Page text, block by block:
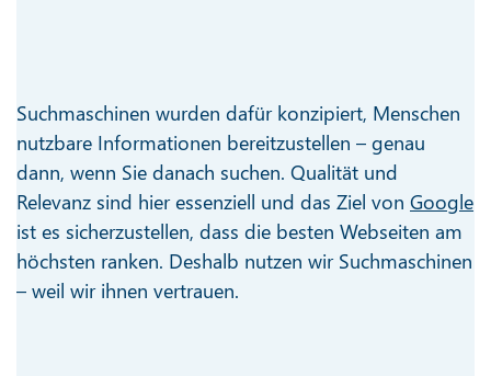
Suchmaschinen wurden dafür konzipiert, Menschen
nutzbare Informationen bereitzustellen – genau
dann, wenn Sie danach suchen. Qualität und
Relevanz sind hier essenziell und das Ziel von Google
ist es sicherzustellen, dass die besten Webseiten am
höchsten ranken. Deshalb nutzen wir Suchmaschinen
– weil wir ihnen vertrauen.